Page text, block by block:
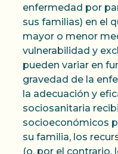
enfermedad por
sus familias) en el
mayor o menor
vulnerabilidad y
pueden variar en
gravedad de la
la adecuación y
sociosanitaria
socioeconómicos
su familia, los
(o, por el contrario,